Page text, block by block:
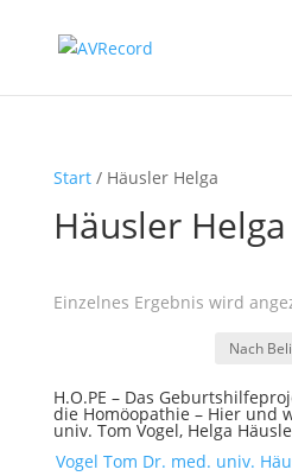
Start/ Häusler Helga
Häusler Helga
Einzelnes Ergebnis wird
H.O.PE – Das
die Homöopathie – Hier und
univ. Tom Vogel, Helga
Vogel Tom Dr. med. univ.